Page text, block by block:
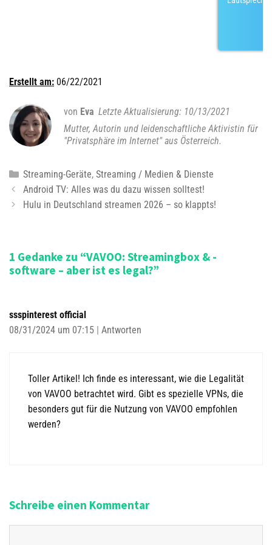
Erstellt am: 06/22/2021
von Eva
10/13/2021
Mutter, Autorin und leidenschaftliche Aktivistin für
"Privatsphäre im Internet" aus Österreich.
K
a
t
o
r
n
Streaming-Geräte, Streaming / Medien & Dienste
B
e
r
a
-
N
Android TV: Alles was du dazu wissen solltest!
Hulu in Deutschland streamen 2026 – so klappts!
1 Gedanke zu “VAVOO: Streamingbox & -
software – aber ist es legal?”
ssspinterest official
08/31/2024 um 07:15
Antworten
Toller Artikel! Ich finde es interessant, wie die Legalität
von VAVOO betrachtet wird. Gibt es spezielle VPNs, die
besonders gut für die Nutzung von VAVOO empfohlen
werden?
Schreibe einen Kommentar